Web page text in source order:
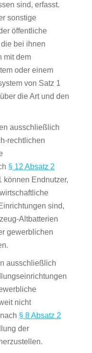
sind, erfasst.
sonstige
öffentliche
bei ihnen
mit dem
oder einem
von Satz 1
die Art und den
ausschließlich
rechtlichen
§ 12 Absatz 2
können Endnutzer,
sind,
Altbatterien
gewerblichen
ausschließlich
nicht
§ 8 Absatz 2
der